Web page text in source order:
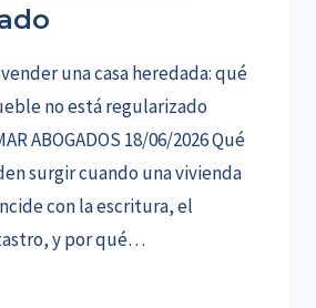
una casa heredada: qué
no está regularizado
ABOGADOS 18/06/2026 Qué
surgir cuando una vivienda
con la escritura, el
y por qué…